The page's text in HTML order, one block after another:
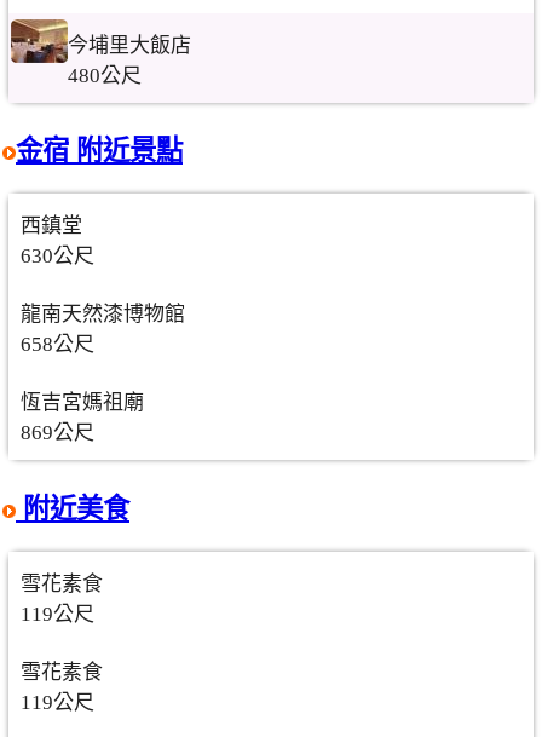
今埔里大飯店
480公尺
金宿 附近景點
西鎮堂
630公尺
龍南天然漆博物館
658公尺
恆吉宮媽祖廟
869公尺
附近美食
雪花素食
119公尺
雪花素食
119公尺